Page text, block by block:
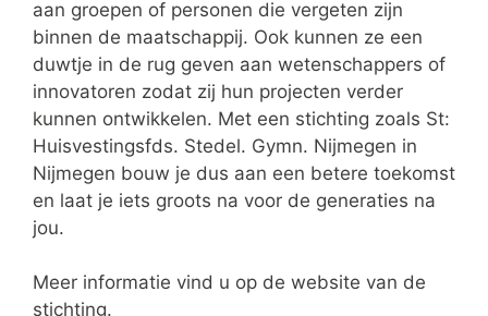
aan groepen of personen die vergeten zijn
binnen de maatschappij. Ook kunnen ze een
duwtje in de rug geven aan wetenschappers of
innovatoren zodat zij hun projecten verder
kunnen ontwikkelen. Met een stichting zoals St:
Huisvestingsfds. Stedel. Gymn. Nijmegen in
Nijmegen bouw je dus aan een betere toekomst
en laat je iets groots na voor de generaties na
jou.
Meer informatie vind u op de website van de
stichting.